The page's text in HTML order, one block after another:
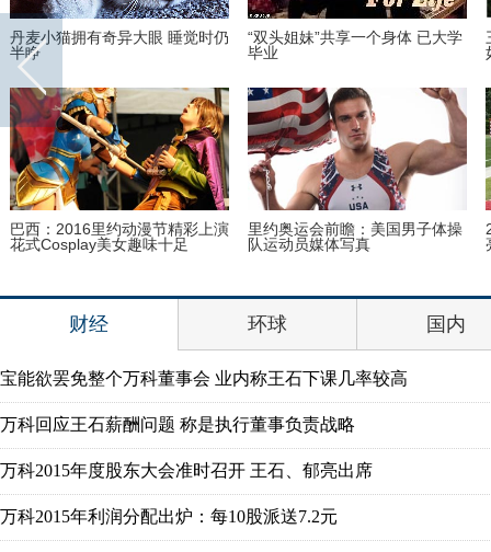
拥有奇异大眼 睡觉时仍
“双头姐妹”共享一个身体 已大学
三万英
如此美丽
里约动漫节精彩上演
美女趣味十足
里约奥运会前瞻：美国男子体操
队运动员媒体写真
2016里
财经 环球 国内
宝能欲罢免整个万科董事会 业内称王石下课几率较高
万科回应王石薪酬问题 称是执行董事负责战略
万科2015年度股东大会准时召开 王石、郁亮出席
万科2015年利润分配出炉：每10股派送7.2元